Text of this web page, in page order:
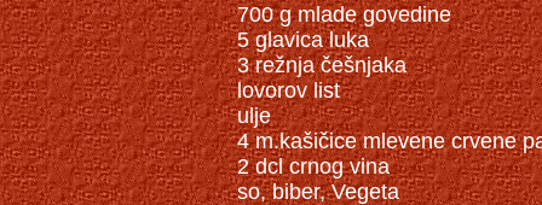
700 g mlade govedine
5 glavica luka
3 režnja češnjaka
lovorov list
ulje
4 m.kašičice mlevene crvene
2 dcl crnog vina
so, biber, Vegeta